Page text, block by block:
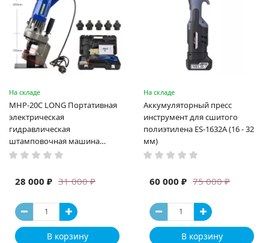
На складе
MHP-20C LONG Портативная
электрическая
гидравлическая
штамповочная машина
высокая мощность и мощный
машина
31 000 ₽
28 000 ₽
В корзину
На складе
Аккумуляторный пресс
инструмент для сшитого
полиэтилена ES-1632A (16 - 32
мм)
75 000 ₽
60 000 ₽
В корзину